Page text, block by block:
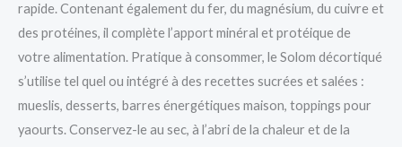
rapide. Contenant également du fer, du magnésium, du cuivre et
des protéines, il complète l’apport minéral et protéique de
votre alimentation. Pratique à consommer, le Solom décortiqué
s’utilise tel quel ou intégré à des recettes sucrées et salées :
mueslis, desserts, barres énergétiques maison, toppings pour
yaourts. Conservez-le au sec, à l’abri de la chaleur et de la